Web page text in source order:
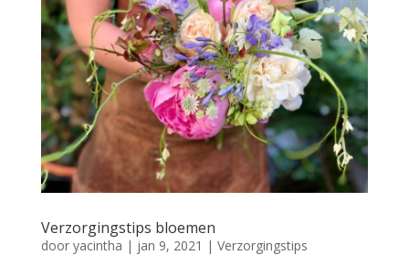
Verzorgingstips bloemen
door yacintha | jan 9, 2021 | Verzorgingstips